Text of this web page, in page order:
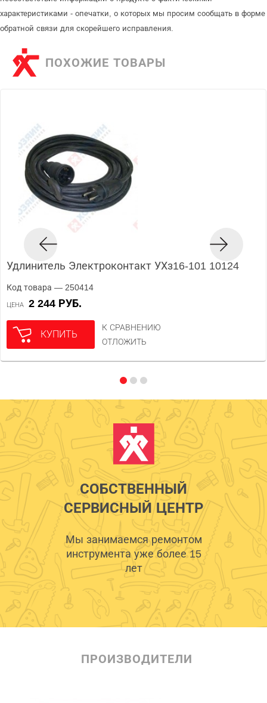
характеристиками - опечатки, о которых мы просим сообщать в форме
обратной связи для скорейшего исправления.
ПОХОЖИЕ ТОВАРЫ
Удлинитель Электроконтакт УХз16-101 10124
Код товара — 250414
ЦЕНА 2 244 РУБ.
КУПИТЬ
К СРАВНЕНИЮ
ОТЛОЖИТЬ
СОБСТВЕННЫЙ
СЕРВИСНЫЙ ЦЕНТР
Мы занимаемся ремонтом
инструмента уже более 15
лет
ПРОИЗВОДИТЕЛИ